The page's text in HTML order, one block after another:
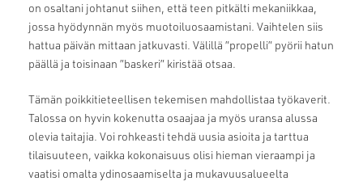
on osaltani johtanut siihen, että teen pitkälti mekaniikkaa,
jossa hyödynnän myös muotoiluosaamistani. Vaihtelen siis
hattua päivän mittaan jatkuvasti. Välillä ”propelli” pyörii hatun
päällä ja toisinaan ”baskeri” kiristää otsaa.
Tämän poikkitieteellisen tekemisen mahdollistaa työkaverit.
Talossa on hyvin kokenutta osaajaa ja myös uransa alussa
olevia taitajia. Voi rohkeasti tehdä uusia asioita ja tarttua
tilaisuuteen, vaikka kokonaisuus olisi hieman vieraampi ja
vaatisi omalta ydinosaamiselta ja mukavuusalueelta